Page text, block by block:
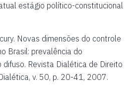
estágio político-constitucional
Novas dimensões do controle
Brasil: prevalência do
Revista Dialética de Direito
v. 50, p. 20-41, 2007.